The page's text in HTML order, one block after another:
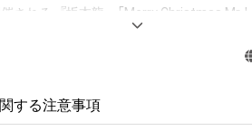
催される、『坂本龍一「Merry Christmas Mr.
る権利NFT』のオークションへの参加が可能
典として、「Merry Christmas Mr. Lawrence
。
する注意事項